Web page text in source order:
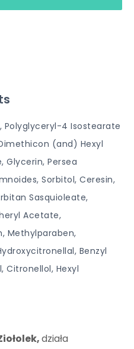
Polyglyceryl-4 Isostearate
(and) Hexyl
Glycerin, Persea
Sorbitol, Ceresin,
Sasquioleate,
Acetate,
Methylparaben,
Benzyl
Citronellol, Hexyl
działa